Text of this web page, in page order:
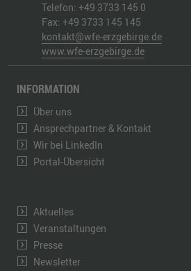
Telefon: +49 3733 145 0
Fax: +49 3733 145 145
kontakt@wfe-erzgebirge.de
www.wfe-erzgebirge.de
INFORMATION
Über uns
Ansprechpartner & Kontakt
Wir bei LinkedIn
Portal-Übersicht
Aktuelles
Veranstaltungen
Presse
Newsletter